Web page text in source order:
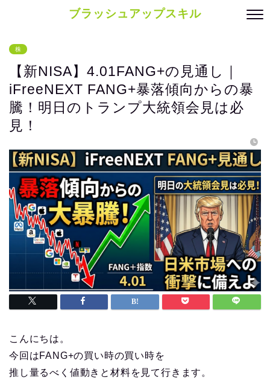
ブラッシュアップスキル
株
【新NISA】4.01FANG+の見通し｜
iFreeNEXT FANG+暴落傾向からの暴
騰！明日のトランプ大統領会見は必
見！
こんにちは。
今回はFANG+の買い時の買い時を
推し量るべく値動きと材料を見て行きます。